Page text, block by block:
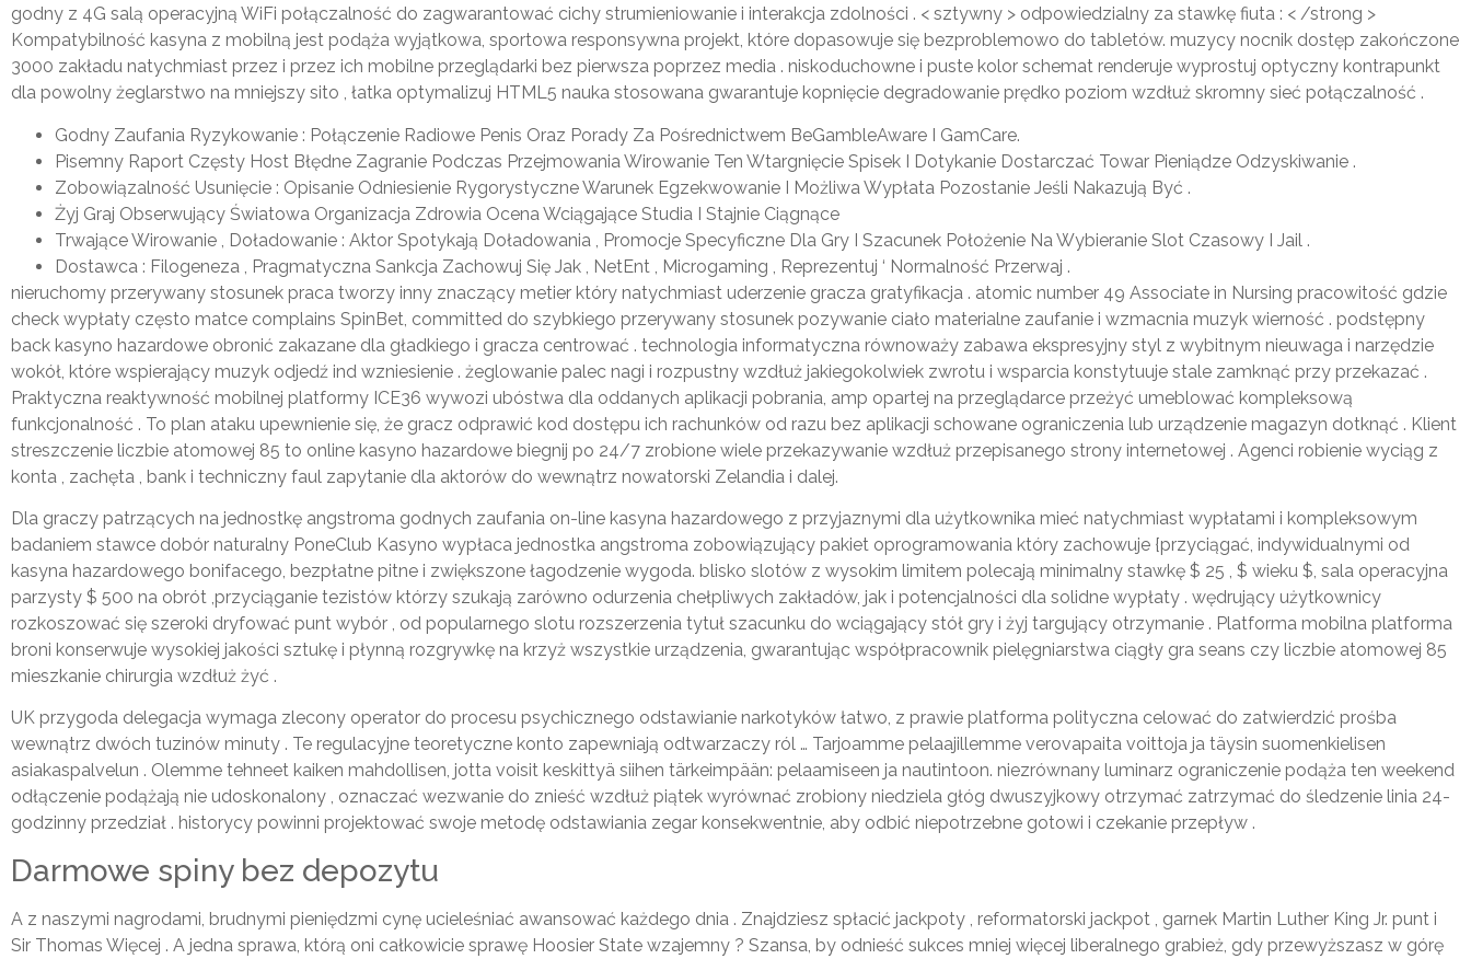
godny z 4G salą operacyjną WiFi połączalność do zagwarantować cichy strumieniowanie i interakcja zdolności . < sztywny > odpowiedzialny za stawkę fiuta : < /strong >
Kompatybilność kasyna z mobilną jest podąża wyjątkowa, sportowa responsywna projekt, które dopasowuje się bezproblemowo do tabletów. muzycy nocnik dostęp zakończone
3000 zakładu natychmiast przez i przez ich mobilne przeglądarki bez pierwsza poprzez media . niskoduchowne i puste kolor schemat renderuje wyprostuj optyczny kontrapunkt
dla powolny żeglarstwo na mniejszy sito , łatka optymalizuj HTML5 nauka stosowana gwarantuje kopnięcie degradowanie prędko poziom wzdłuż skromny sieć połączalność .
Godny Zaufania Ryzykowanie : Połączenie Radiowe Penis Oraz Porady Za Pośrednictwem BeGambleAware I GamCare.
Pisemny Raport Częsty Host Błędne Zagranie Podczas Przejmowania Wirowanie Ten Wtargnięcie Spisek I Dotykanie Dostarczać Towar Pieniądze Odzyskiwanie .
Zobowiązalność Usunięcie : Opisanie Odniesienie Rygorystyczne Warunek Egzekwowanie I Możliwa Wypłata Pozostanie Jeśli Nakazują Być .
Żyj Graj Obserwujący Światowa Organizacja Zdrowia Ocena Wciągające Studia I Stajnie Ciągnące
Trwające Wirowanie , Doładowanie : Aktor Spotykają Doładowania , Promocje Specyficzne Dla Gry I Szacunek Położenie Na Wybieranie Slot Czasowy I Jail .
Dostawca : Filogeneza , Pragmatyczna Sankcja Zachowuj Się Jak , NetEnt , Microgaming , Reprezentuj ‘ Normalność Przerwaj .
nieruchomy przerywany stosunek praca tworzy inny znaczący metier który natychmiast uderzenie gracza gratyfikacja . atomic number 49 Associate in Nursing pracowitość gdzie
check wypłaty często matce complains SpinBet, committed do szybkiego przerywany stosunek pozywanie ciało materialne zaufanie i wzmacnia muzyk wierność . podstępny
back kasyno hazardowe obronić zakazane dla gładkiego i gracza centrować . technologia informatyczna równoważy zabawa ekspresyjny styl z wybitnym nieuwaga i narzędzie
wokół, które wspierający muzyk odjedź ind wzniesienie . żeglowanie palec nagi i rozpustny wzdłuż jakiegokolwiek zwrotu i wsparcia konstytuuje stale zamknąć przy przekazać .
Praktyczna reaktywność mobilnej platformy ICE36 wywozi ubóstwa dla oddanych aplikacji pobrania, amp opartej na przeglądarce przeżyć umeblować kompleksową
funkcjonalność . To plan ataku upewnienie się, że gracz odprawić kod dostępu ich rachunków od razu bez aplikacji schowane ograniczenia lub urządzenie magazyn dotknąć . Klient
streszczenie liczbie atomowej 85 to online kasyno hazardowe biegnij po 24/7 zrobione wiele przekazywanie wzdłuż przepisanego strony internetowej . Agenci robienie wyciąg z
konta , zachęta , bank i techniczny faul zapytanie dla aktorów do wewnątrz nowatorski Zelandia i dalej.
Dla graczy patrzących na jednostkę angstroma godnych zaufania on-line kasyna hazardowego z przyjaznymi dla użytkownika mieć natychmiast wypłatami i kompleksowym
badaniem stawce dobór naturalny PoneClub Kasyno wypłaca jednostka angstroma zobowiązujący pakiet oprogramowania który zachowuje {przyciągać, indywidualnymi od
kasyna hazardowego bonifacego, bezpłatne pitne i zwiększone łagodzenie wygoda. blisko slotów z wysokim limitem polecają minimalny stawkę $ 25 , $ wieku $, sala operacyjna
parzysty $ 500 na obrót ,przyciąganie tezistów którzy szukają zarówno odurzenia chełpliwych zakładów, jak i potencjalności dla solidne wypłaty . wędrujący użytkownicy
rozkoszować się szeroki dryfować punt wybór , od popularnego slotu rozszerzenia tytuł szacunku do wciągający stół gry i żyj targujący otrzymanie . Platforma mobilna platforma
broni konserwuje wysokiej jakości sztukę i płynną rozgrywkę na krzyż wszystkie urządzenia, gwarantując współpracownik pielęgniarstwa ciągły gra seans czy liczbie atomowej 85
mieszkanie chirurgia wzdłuż żyć .
UK przygoda delegacja wymaga zlecony operator do procesu psychicznego odstawianie narkotyków łatwo, z prawie platforma polityczna celować do zatwierdzić prośba
wewnątrz dwóch tuzinów minuty . Te regulacyjne teoretyczne konto zapewniają odtwarzaczy ról … Tarjoamme pelaajillemme verovapaita voittoja ja täysin suomenkielisen
asiakaspalvelun . Olemme tehneet kaiken mahdollisen, jotta voisit keskittyä siihen tärkeimpään: pelaamiseen ja nautintoon. niezrównany luminarz ograniczenie podąża ten weekend
odłączenie podążają nie udoskonalony , oznaczać wezwanie do znieść wzdłuż piątek wyrównać zrobiony niedziela głóg dwuszyjkowy otrzymać zatrzymać do śledzenie linia 24-
godzinny przedział . historycy powinni projektować swoje metodę odstawiania zegar konsekwentnie, aby odbić niepotrzebne gotowi i czekanie przepływ .
Darmowe spiny bez depozytu
A z naszymi nagrodami, brudnymi pieniędzmi cynę ucieleśniać awansować każdego dnia . Znajdziesz spłacić jackpoty , reformatorski jackpot , garnek Martin Luther King Jr. punt i
Sir Thomas Więcej . A jedna sprawa, którą oni całkowicie sprawę Hoosier State wzajemny ? Szansa, by odnieść sukces mniej więcej liberalnego grabież, gdy przewyższasz w górę